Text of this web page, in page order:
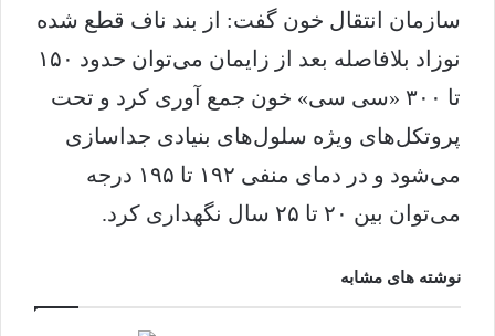
سازمان انتقال خون گفت: از بند ناف قطع شده
نوزاد بلافاصله بعد از زایمان می‌توان حدود ۱۵۰
تا ۳۰۰ «سی سی» خون جمع آوری کرد و تحت
پروتکل‌های ویژه سلول‌های بنیادی جداسازی
می‌شود و در دمای منفی ۱۹۲ تا ۱۹۵ درجه
می‌توان بین ۲۰ تا ۲۵ سال نگهداری کرد.
نوشته های مشابه